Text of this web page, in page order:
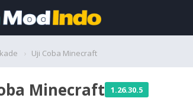
Uji Coba Minecraft
Minecraft 1.26.30.5